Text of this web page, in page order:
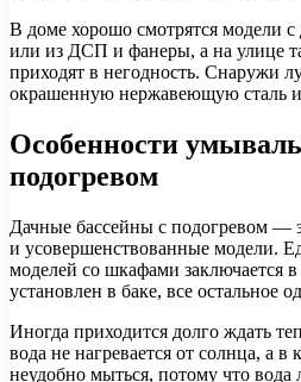
В доме хорошо смотрятся модели
или из ДСП и фанеры, а на улице
приходят в негодность. Снаружи
окрашенную нержавеющую сталь
Особенности
подогревом
Дачные бассейны с подогревом —
и усовершенствованные модели.
моделей со шкафами заключается
установлен в баке, все остальное
Иногда приходится долго ждать
вода не нагревается от солнца, а
неудобно мыться, потому что вода